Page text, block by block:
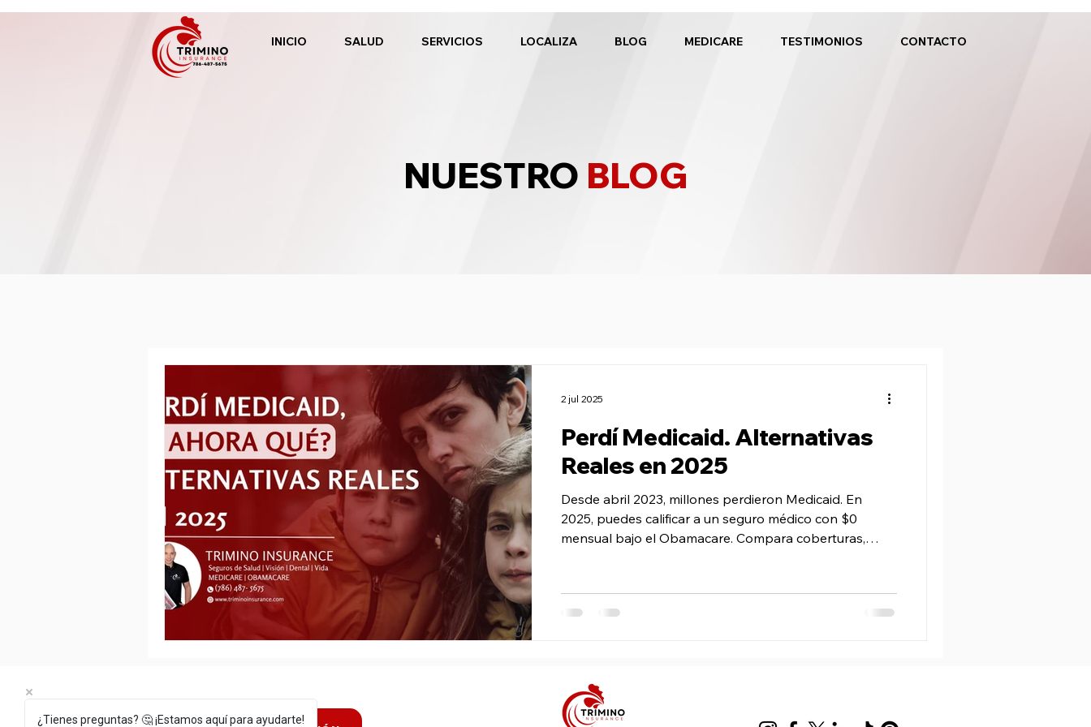
INICIO SALUD SERVICIOS LOCALIZA BLOG MEDICARE TESTIMONIOS CONTACTO
NUESTRO BLOG
Perdí Medicaid. Alternativas
Reales en 2025
Desde abril 2023, millones perdieron Medicaid. En
2025, puedes calificar a un seguro médico con $0
mensual bajo el Obamacare. Compara coberturas,
2 jul 2025
¿Tienes preguntas? 🤔 ¡Estamos aquí para ayudarte!